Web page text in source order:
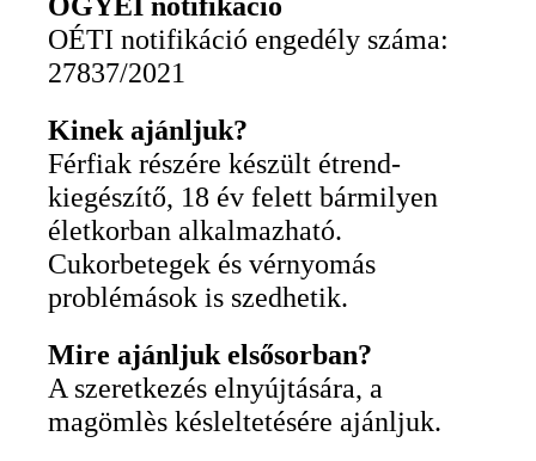
OÉTI notifikáció engedély száma:
27837/2021
Kinek ajánljuk?
Férfiak részére készült étrend-
kiegészítő, 18 év felett bármilyen
életkorban alkalmazható.
Cukorbetegek és vérnyomás
problémások is szedhetik.
Mire ajánljuk elsősorban?
A szeretkezés elnyújtására, a
magömlès késleltetésére ajánljuk.